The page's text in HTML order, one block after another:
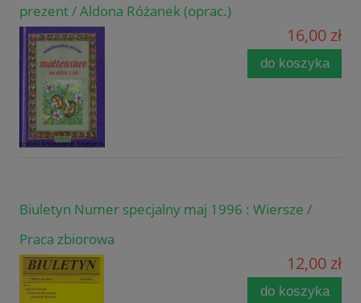
prezent / Aldona Różanek (oprac.)
16,00 zł
do koszyka
Biuletyn Numer specjalny maj 1996 : Wiersze /
Praca zbiorowa
12,00 zł
do koszyka